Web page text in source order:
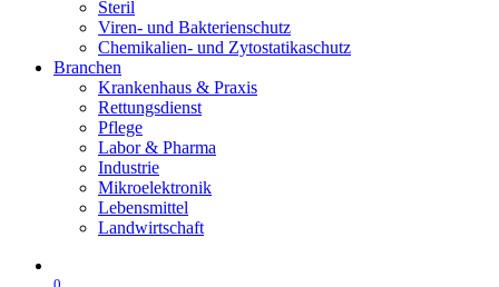
Steril
Viren- und Bakterienschutz
Chemikalien- und Zytostatikaschutz
Branchen
Krankenhaus & Praxis
Rettungsdienst
Pflege
Labor & Pharma
Industrie
Mikroelektronik
Lebensmittel
Landwirtschaft